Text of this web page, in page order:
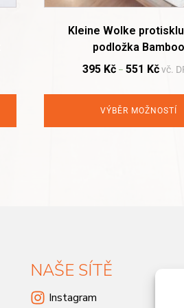
Kleine Wolke
podložka Bamboo
395 Kč– 551 Kč vč.
VÝBĚR MOŽNOSTÍ
NAŠE SÍTĚ
Instagram